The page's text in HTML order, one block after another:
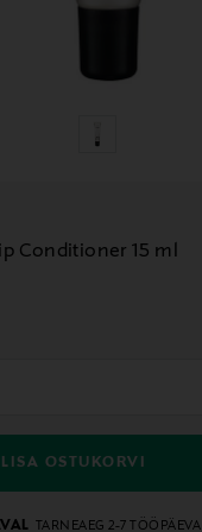
Conditioner 15 ml
LISA OSTUKORVI
TARNEAEG 2-7 TÖÖPÄEVA